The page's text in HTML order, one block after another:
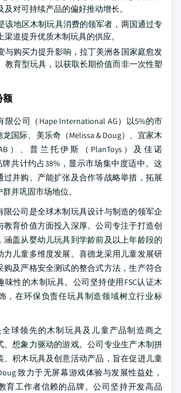
及对可持续产品的偏好推动增长。
该地区木制玩具消费的领军者，两国通过专
渠道提升优质木制玩具的供应。
与购买力提升影响，拉丁美洲各国家庭愈发
教育型玩具，以获取长期价值而非一次性塑
额
公司（Hape International AG）以5%的市
国际、美乐奇（Melissa & Doug）、宜家木
）、普兰托伊斯（PlanToys）及佳诺
牌共计约占38%，显示市场集中度适中。这
过并购、产能扩张及合作等战略举措，拓展
并巩固市场地位。
限公司是全球木制玩具设计与制造的领军企
教育价值方面投入深厚。公司专注于打造创
涵盖从婴幼儿玩具到学龄前及以上年龄段的
力儿童多维度发展。喜德龙采用儿童发展研
购及严格安全测试的整合式方法，生产符合
味性的木制玩具。公司坚持使用FSC认证木
，在环保负责任玩具制造领域树立行业标
全球领先的木制玩具及儿童产品制造商之
、想象力驱动的游戏。公司专业生产木制拼
、积木玩具及创意活动产品，旨在促进儿童
致力于无屏幕游戏体验与发展性益处，
育工作者信赖的品牌。公司坚持开发高品